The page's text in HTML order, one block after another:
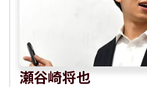
瀬谷崎将也